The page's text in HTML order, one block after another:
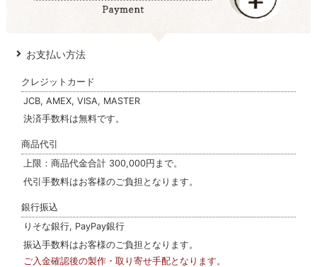
お支払い方法
クレジットカード
JCB, AMEX, VISA, MASTER
決済手数料は無料です。
商品代引
上限：商品代金合計 300,000円まで。
代引手数料はお客様のご負担となります。
銀行振込
りそな銀行, PayPay銀行
振込手数料はお客様のご負担となります。
ご入金確認後の製作・取り寄せ手配となります。